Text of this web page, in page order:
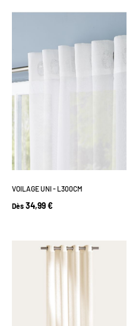
VOILAGE UNI - L300CM
Dès 34,99 €